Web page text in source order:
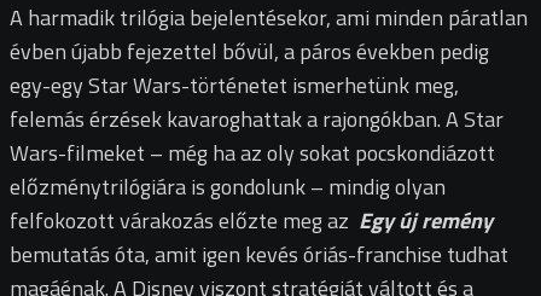
A harmadik trilógia bejelentésekor, ami minden páratlan
évben újabb fejezettel bővül, a páros években pedig
egy-egy Star Wars-történetet ismerhetünk meg,
felemás érzések kavaroghattak a rajongókban. A Star
Wars-filmeket – még ha az oly sokat pocskondiázott
előzménytrilógiára is gondolunk – mindig olyan
felfokozott várakozás előzte meg az Egy új remény
bemutatás óta, amit igen kevés óriás-franchise tudhat
magáénak.A Disney viszont stratégiát váltott és a